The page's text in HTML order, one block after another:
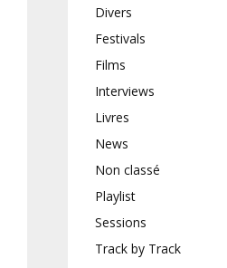
Divers
Festivals
Films
Interviews
Livres
News
Non classé
Playlist
Sessions
Track by Track